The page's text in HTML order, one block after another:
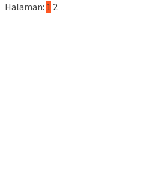
Halaman: 1 2